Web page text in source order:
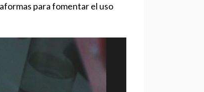
para fomentar el uso